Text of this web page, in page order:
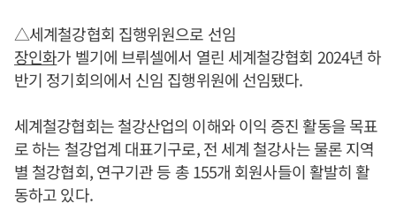
△세계철강협회 집행위원으로 선임
장인화가 벨기에 브뤼셀에서 열린 세계철강협회 2024년 하
반기 정기회의에서 신임 집행위원에 선임됐다.
세계철강협회는 철강산업의 이해와 이익 증진 활동을 목표
로 하는 철강업계 대표기구로, 전 세계 철강사는 물론 지역
별 철강협회, 연구기관 등 총 155개 회원사들이 활발히 활
동하고 있다.